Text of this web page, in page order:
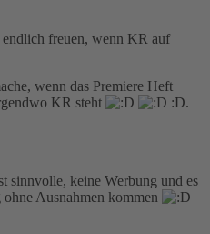
freuen, wenn KR auf
wenn das Premiere Heft
KR steht
:D.
sinnvolle, keine Werbung und es
Ausnahmen kommen